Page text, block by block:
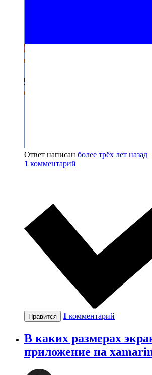
Ответ написан более трёх лет назад
1 комментарий
Нравится 1 комментарий
В каких размерах
приложение на